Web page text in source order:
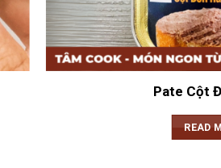
Pate Cột
READ